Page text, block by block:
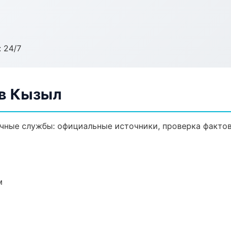
24/7
Кызыл
службы: официальные источники, проверка